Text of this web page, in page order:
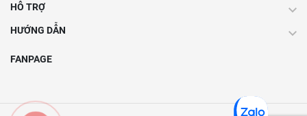
HỖ TRỢ
HƯỚNG DẪN
FANPAGE